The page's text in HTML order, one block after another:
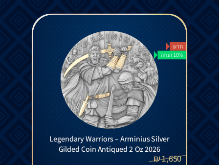
חדש
10% הנחה
Legendary Warriors – Arminius Silver
Gilded Coin Antiqued 2 Oz 2026
1,650
₪